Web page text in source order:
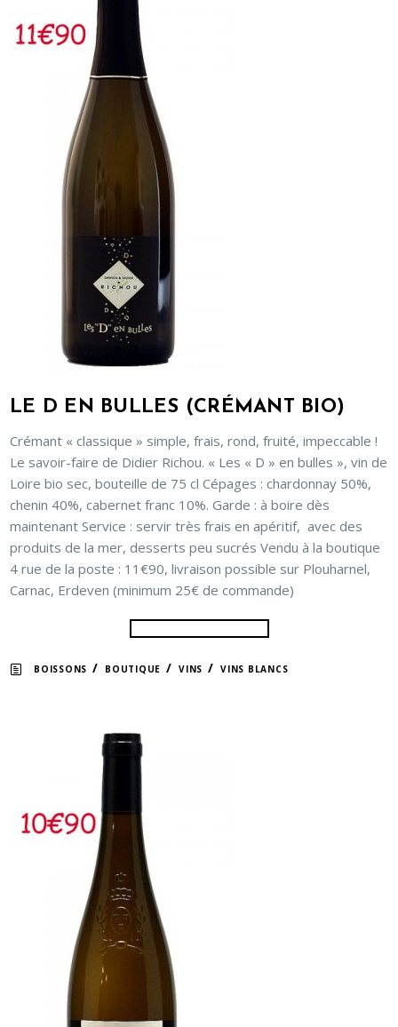
LE D EN BULLES (CRÉMANT BIO)
Crémant « classique » simple, frais, rond, fruité, impeccable !
Le savoir-faire de Didier Richou. « Les « D » en bulles », vin de
Loire bio sec, bouteille de 75 cl Cépages : chardonnay 50%,
chenin 40%, cabernet franc 10%. Garde : à boire dès
maintenant Service : servir très frais en apéritif, avec des
produits de la mer, desserts peu sucrés Vendu à la boutique
4 rue de la poste : 11€90, livraison possible sur Plouharnel,
Carnac, Erdeven (minimum 25€ de commande)
BOISSONS / BOUTIQUE /VINS /VINS BLANCS